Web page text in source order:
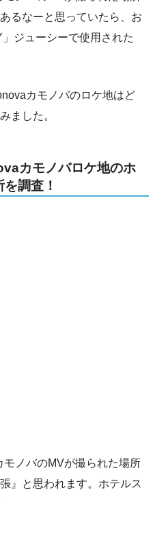
るなーと思っていたら、お
ジューシーで使用された
カモノバのロケ地はど
ました。
カモノバロケ地のホ
調査！
モノバのMVが撮られた場所
』と思われます。ホテルス